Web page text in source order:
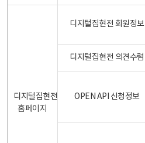
디지털집현전
홈페이지
디지털집현전 회원정보
디지털집현전 의견수렴
OPEN API 신청정보